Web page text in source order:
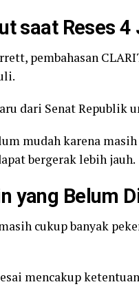
saat Reses 4
pembahasan
dari Senat Republik
mudah karena
bergerak lebih jauh.
yang Belum
cukup banyak
mencakup